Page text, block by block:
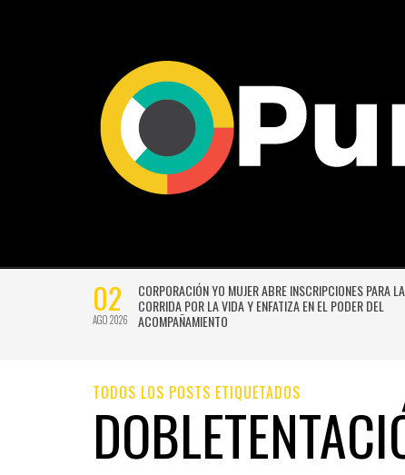
02
AGO 2026
CORPORACIÓN YO MUJER ABRE INSCRIPCIONES PARA
CORRIDA POR LA VIDA Y ENFATIZA EN EL PODER DEL
ACOMPAÑAMIENTO
TODOS LOS POSTS ETIQUETADOS